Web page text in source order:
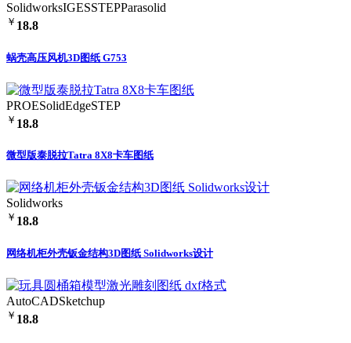
SolidworksIGESSTEPParasolid
￥ 18.8
蜗壳高压风机3D图纸 G753
PROESolidEdgeSTEP
￥ 18.8
微型版泰脱拉Tatra 8X8卡车图纸
Solidworks
￥ 18.8
网络机柜外壳钣金结构3D图纸 Solidworks设计
AutoCADSketchup
￥ 18.8